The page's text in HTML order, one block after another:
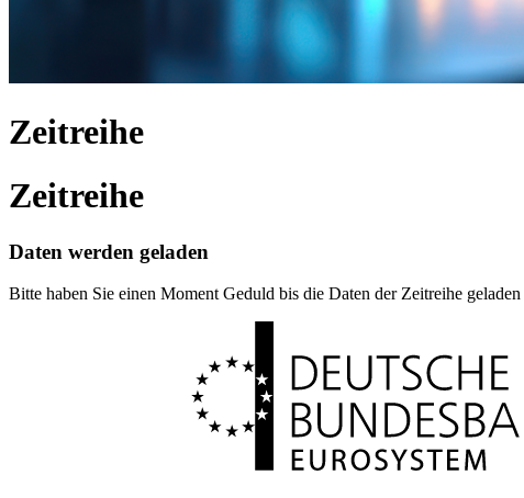
Zeitreihe
Zeitreihe
Daten werden geladen
Bitte haben Sie einen Moment Geduld bis die Daten der Zeitreihe